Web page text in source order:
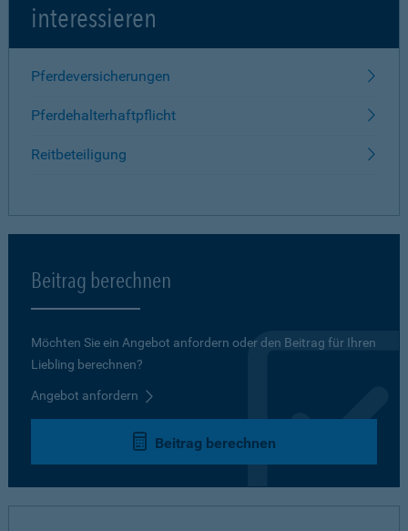
interessieren
Pferdeversicherungen
Pferdehalterhaftpflicht
Reitbeteiligung
Beitrag berechnen
Möchten Sie ein Angebot anfordern oder den Beitrag für Ihren
Liebling berechnen?
Angebot anfordern
Beitrag berechnen